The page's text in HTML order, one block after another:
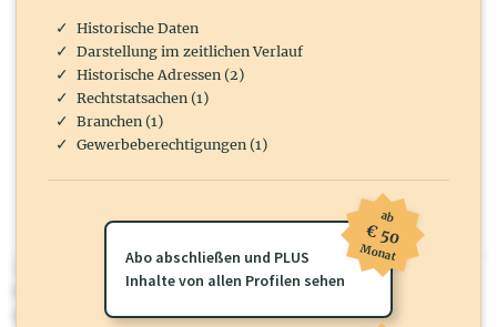
wirtschaft.at PLUS
Für dieses Profil gibt es zusätzlichewirtschaft.at PLUS Inhalte
Sie momentan nicht einsehen können. Schalten Sie dieses Profil frei
Historische Daten
Darstellung im zeitlichen Verlauf
Historische Adressen (2)
Rechtstatsachen (1)
Branchen (1)
Gewerbeberechtigungen (1)
Abo abschließen und PLUS
Inhalte von allen Profilen sehen
ab
€ 50
Monat